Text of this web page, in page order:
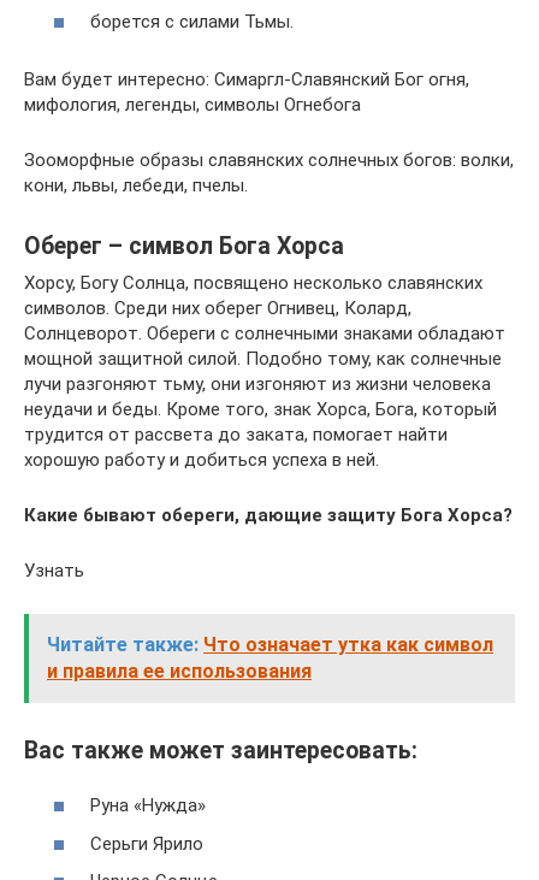
борется с силами Тьмы.
Вам будет интересно: Симаргл-Славянский Бог огня,
мифология, легенды, символы Огнебога
Зооморфные образы славянских солнечных богов: волки,
кони, львы, лебеди, пчелы.
Оберег – символ Бога Хорса
Хорсу, Богу Солнца, посвящено несколько славянских
символов. Среди них оберег Огнивец, Колард,
Солнцеворот. Обереги с солнечными знаками обладают
мощной защитной силой. Подобно тому, как солнечные
лучи разгоняют тьму, они изгоняют из жизни человека
неудачи и беды. Кроме того, знак Хорса, Бога, который
трудится от рассвета до заката, помогает найти
хорошую работу и добиться успеха в ней.
Какие бывают обереги, дающие защиту Бога Хорса?
Узнать
Читайте также: Что означает утка как символ
и правила ее использования
Вас также может заинтересовать:
Руна «Нужда»
Серьги Ярило